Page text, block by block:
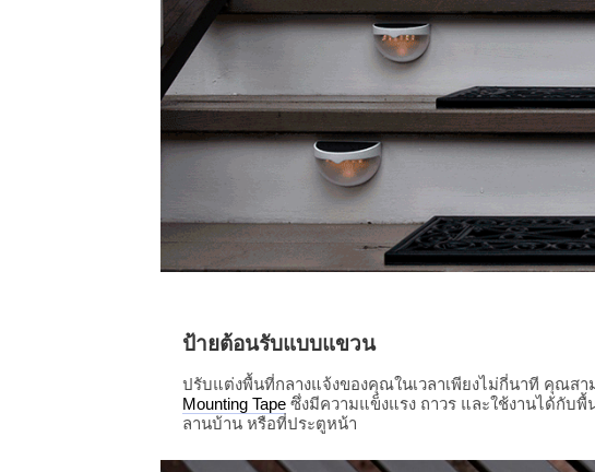
ป้ายต้อนรับแบบแขวน
ปรับแต่งพื้นที่กลางแจ้งของคุณในเวลาเพียงไม่กี่นาที คุณส
Mounting Tape ซึ่งมีความแข็งแรง ถาวร และใช้งานได้กั
ลานบ้าน หรือที่ประตูหน้า